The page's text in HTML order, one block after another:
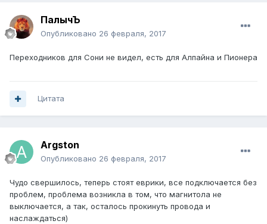
ПалычЪ
Опубликовано 26 февраля, 2017
Переходников для Сони не видел, есть для Алпайна и Пионера
Цитата
Argston
Опубликовано 26 февраля, 2017
Чудо свершилось, теперь стоят еврики, все подключается без
проблем, проблема возникла в том, что магнитола не
выключается, а так, осталось прокинуть провода и
наслаждаться)